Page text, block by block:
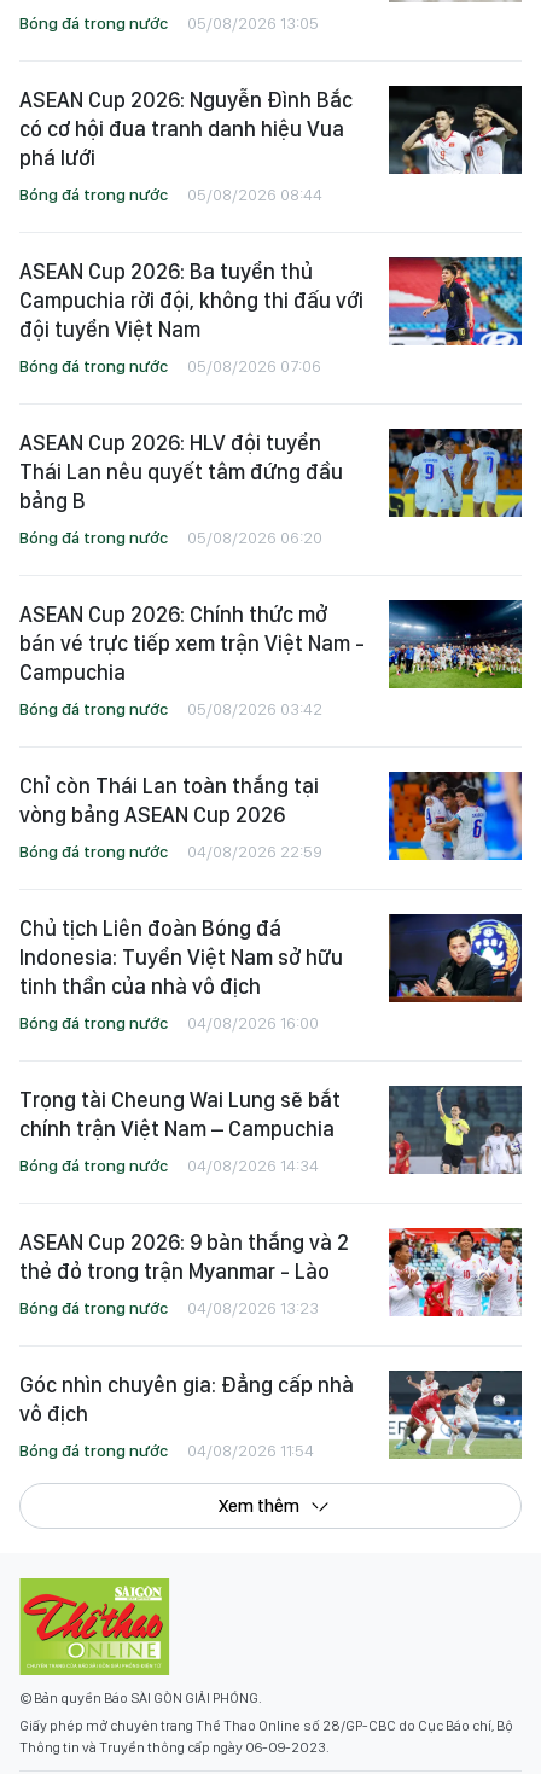
Bóng đá trong nước 05/08/2026 13:05
ASEAN Cup 2026: Nguyễn Đình Bắc
có cơ hội đua tranh danh hiệu Vua
phá lưới
Bóng đá trong nước 05/08/2026 08:44
ASEAN Cup 2026: Ba tuyển thủ
Campuchia rời đội, không thi đấu với
đội tuyển Việt Nam
Bóng đá trong nước 05/08/2026 07:06
ASEAN Cup 2026: HLV đội tuyển
Thái Lan nêu quyết tâm đứng đầu
bảng B
Bóng đá trong nước 05/08/2026 06:20
ASEAN Cup 2026: Chính thức mở
bán vé trực tiếp xem trận Việt Nam -
Campuchia
Bóng đá trong nước 05/08/2026 03:42
Chỉ còn Thái Lan toàn thắng tại
vòng bảng ASEAN Cup 2026
Bóng đá trong nước 04/08/2026 22:59
Chủ tịch Liên đoàn Bóng đá
Indonesia: Tuyển Việt Nam sở hữu
tinh thần của nhà vô địch
Bóng đá trong nước 04/08/2026 16:00
Trọng tài Cheung Wai Lung sẽ bắt
chính trận Việt Nam – Campuchia
Bóng đá trong nước 04/08/2026 14:34
ASEAN Cup 2026: 9 bàn thắng và 2
thẻ đỏ trong trận Myanmar - Lào
Bóng đá trong nước 04/08/2026 13:23
Góc nhìn chuyên gia: Đẳng cấp nhà
vô địch
Bóng đá trong nước 04/08/2026 11:54
Xem thêm
© Bản quyền Báo SÀI GÒN GIẢI PHÓNG.
Giấy phép mở chuyên trang Thể Thao Online số 28/GP-CBC do Cục Báo chí, Bộ
Thông tin và Truyền thông cấp ngày 06-09-2023.